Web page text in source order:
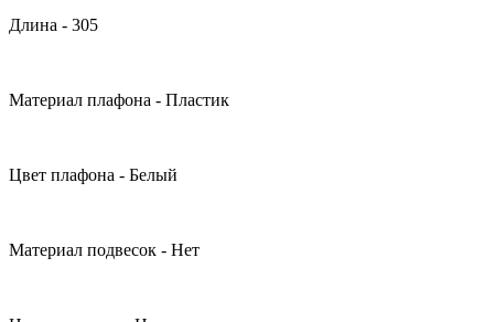
Длина - 305
Материал плафона - Пластик
Цвет плафона - Белый
Материал подвесок - Нет